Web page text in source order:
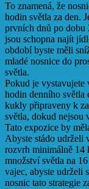
To znamená, že
hodin světla za den.
prvních dnů po dobu
jsou schopna najít
období byste měli
mladé nosnice do
světla.
Pokud je vystavujete
hodin denního světla
kukly připraveny k
světla, dokud nejsou
Tato expozice by
Abyste stádo udrželi
rozvrh minimálně 14
množství světla na
vajec, abyste udrželi
nosnic tato strategie